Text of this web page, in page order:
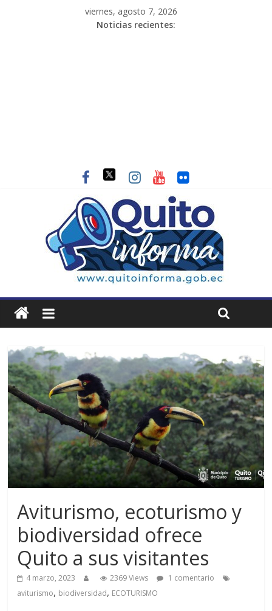
viernes, agosto 7, 2026
Noticias recientes:
Aviturismo, ecoturismo y
biodiversidad ofrece
Quito a sus visitantes
4 marzo, 2023 2369 Views
1 comentario
aviturismo, biodiversidad, ECOTURISMO